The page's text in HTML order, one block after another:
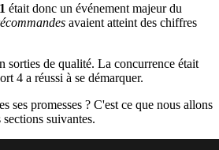
était donc un événement majeur du
avaient atteint des chiffres
sorties de qualité. La concurrence était
4 a réussi à se démarquer.
ses promesses ? C'est ce que nous allons
suivantes.